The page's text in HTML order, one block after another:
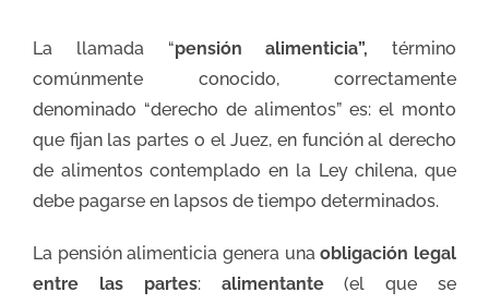
La llamada “pensión alimenticia”, término
comúnmente conocido, correctamente
denominado “derecho de alimentos” es: el monto
que fijan las partes o el Juez, en función al derecho
de alimentos contemplado en la Ley chilena, que
debe pagarse en lapsos de tiempo determinados.
La pensión alimenticia genera unaobligación legal
entre las partes: alimentante(el que se